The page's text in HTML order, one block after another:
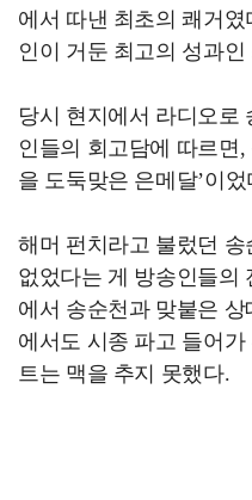
에서 따낸 최초의 쾌거
인이 거둔 최고의 성과
당시 현지에서 라디오로
인들의 회고담에 따르면
을 도둑맞은 은메달’이었
해머 펀치라고 불렀던
없었다는 게 방송인들의
에서 송순천과 맞붙은
에서도 시종 파고 들어
트는 맥을 추지 못했다.